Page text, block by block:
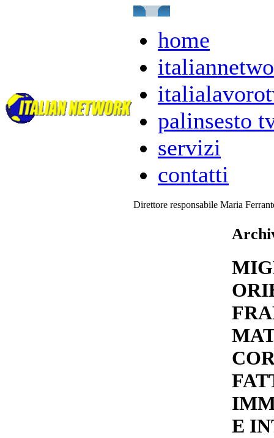
home
palinsesto
servizi
contatti
Direttore responsabile Maria
E